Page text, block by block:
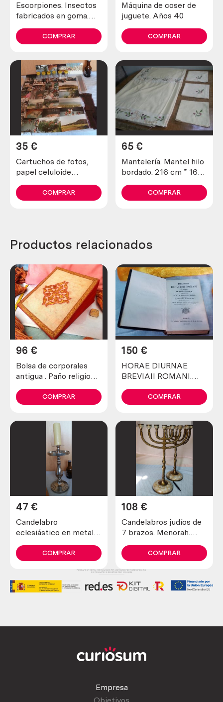
Escorpiones. Insectos
fabricados en goma.
Muy realistas. 24
unidades.COMPRAR
Máquina de coser de
juguete. Años 40
COMPRAR
Cartuchos de fotos,
papel celuloide
revelado y fotos
variadas. Vintage.
Conjunto decoración.
35 €
COMPRAR
Mantelería. Mantel hilo
bordado. 216 cm * 168
cm con servilletas.
65 €
COMPRAR
Productos relacionados
Bolsa de corporales
antigua . Paño religioso.
eclesiástica
96 €
COMPRAR
HORAE DIURNAE
BREVIAII ROMANI.
Centenario.
150 €
COMPRAR
Candelabro
eclesiástico en metal
47 €
COMPRAR
Candelabros judíos de
7 brazos. Menorah.
108 €
COMPRAR
Empresa